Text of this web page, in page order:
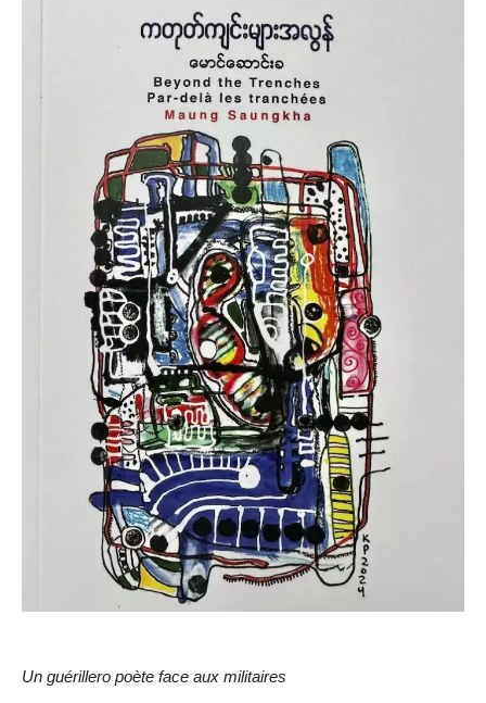
Un guérillero poète face aux militaires